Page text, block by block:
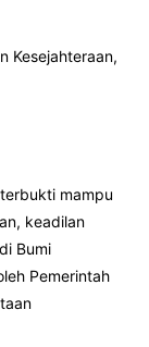
Kesejahteraan,
mampu
keadilan
Bumi
Pemerintah